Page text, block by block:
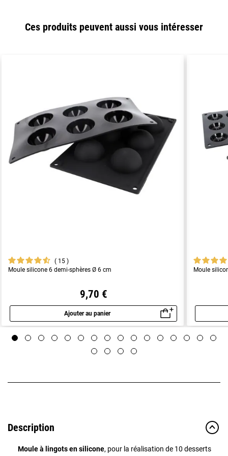
Ces produits peuvent aussi vous intéresser
15
Moule silicone 6 demi-sphères Ø 6 cm
9,70 €
Ajouter au panier
Aperçu rapide
Moule
Description
Moule à lingots en silicone, pour la réalisation de 10 desserts